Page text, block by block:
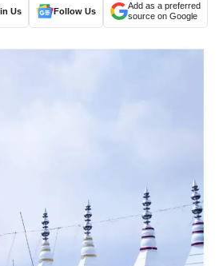
Us Follow Us
Add as a preferred
source on Google